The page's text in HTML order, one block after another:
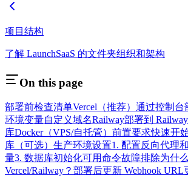
项目结构
了解 LaunchSaaS 的文件夹组织和架构
On this page
部署前检查清单Vercel（推荐） 通过控制台
环境变量自定义域名Railway部署到 Railway
库Docker（VPS/自托管） 前置要求快速开
库（可选） 生产环境设置1. 配置反向代理
量3. 数据库初始化可用命令故障排除为什
Vercel/Railway？ 部署后更新 Webhook URL